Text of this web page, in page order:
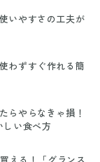
いやすさの工夫が
わずすぐ作れる簡
らやらなきゃ損！
しい食べ方